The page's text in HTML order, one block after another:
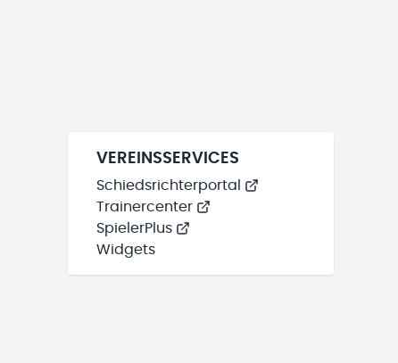
VEREINSSERVICES
Schiedsrichterportal
Trainercenter
SpielerPlus
Widgets